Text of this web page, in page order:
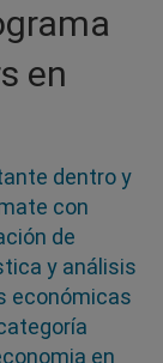
en
dentro y
con
de
y análisis
económicas
en